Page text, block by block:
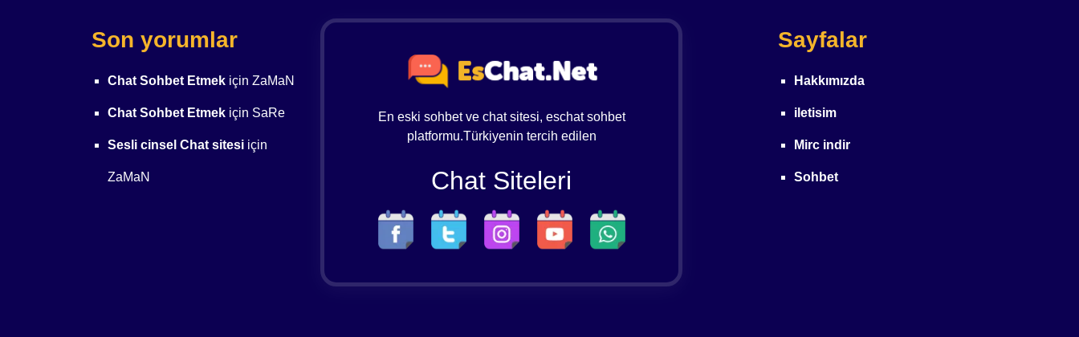
Son yorumlar
Chat Sohbet Etmek için ZaMaN
Chat Sohbet Etmek için SaRe
Sesli cinsel Chat sitesi için
ZaMaN
En eski sohbet ve chat sitesi, eschat sohbet
platformu.Türkiyenin tercih edilen
Chat Siteleri
Sayfalar
Hakkımızda
iletisim
Mirc indir
Sohbet